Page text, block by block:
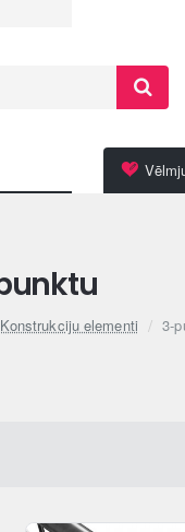
Konstrukciju elementi 3-